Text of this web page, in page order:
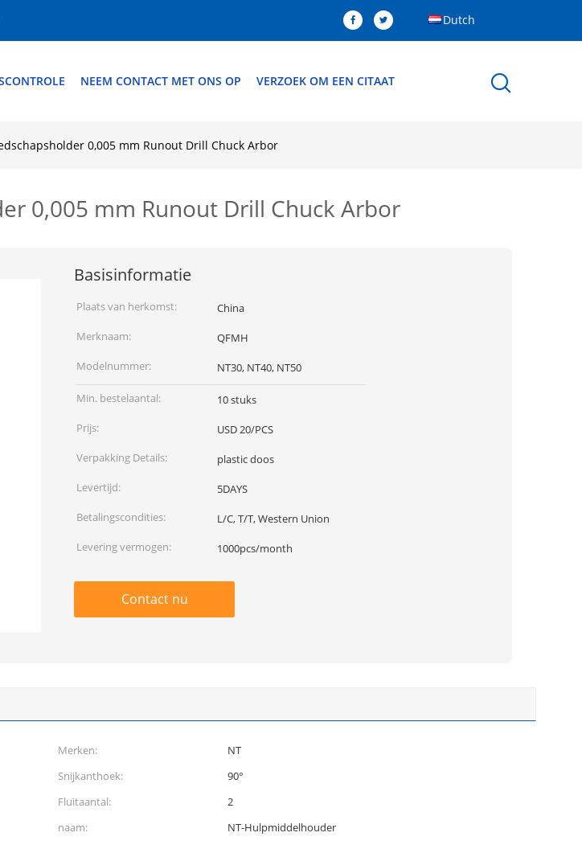
Dutch
NEEM CONTACT MET ONS OP VERZOEK OM EEN CITAAT
0,005 mm Runout Drill Chuck Arbor
0,005 mm Runout Drill Chuck Arbor
Basisinformatie
Plaats van herkomst:
China
Merknaam:
QFMH
Modelnummer:
NT30, NT40, NT50
Min. bestelaantal:
10 stuks
Prijs:
USD 20/PCS
Verpakking Details:
plastic doos
Levertijd:
5DAYS
Betalingscondities:
L/C, T/T, Western Union
Levering vermogen:
1000pcs/month
Contact nu
Merken:
NT
Snijkanthoek:
90°
Fluitaantal:
2
naam:
NT-Hulpmiddelhouder